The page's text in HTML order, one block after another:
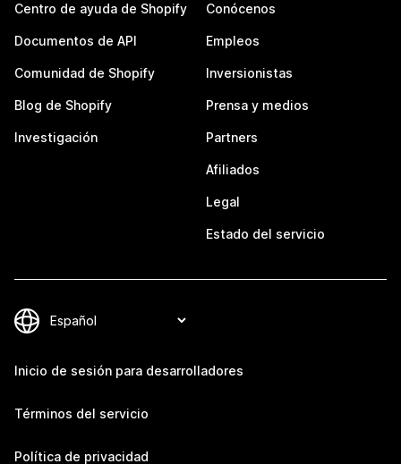
Centro de ayuda de Shopify
Documentos de API
Comunidad de Shopify
Blog de Shopify
Investigación
Conócenos
Empleos
Inversionistas
Prensa y medios
Partners
Afiliados
Legal
Estado del servicio
Inicio de sesión para desarrolladores
Términos del servicio
Política de privacidad